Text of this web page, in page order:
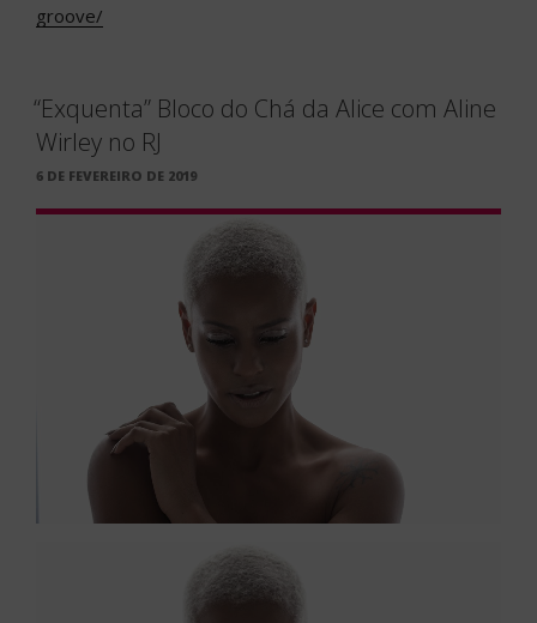
groove/
“Exquenta” Bloco do Chá da Alice com Aline
Wirley no RJ
PUBLICADO
6 DE FEVEREIRO DE 2019